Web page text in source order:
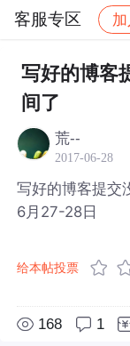
客服专区 加
社区 客服专
写好的博客
间了
荒--
2017-06-28
写好的博客提交
6月27-28日
给本帖投票
168 1